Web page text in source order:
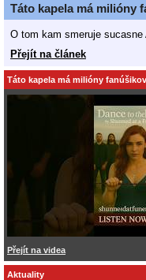
Táto kapela má milióny
O tom kam smeruje sucasne
Přejít na článek
Táto kapela má milióny
Přejít na videa
Aktuality